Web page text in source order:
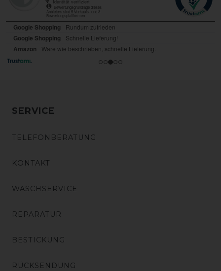
SERVICE
TELEFONBERATUNG
KONTAKT
WASCHSERVICE
REPARATUR
BESTICKUNG
RÜCKSENDUNG